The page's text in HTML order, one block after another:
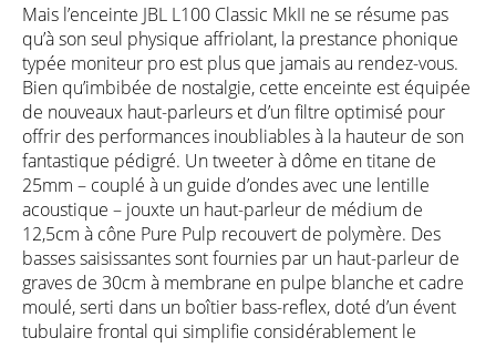
Mais l’enceinte JBL L100 Classic MkII ne se résume pas
qu’à son seul physique affriolant, la prestance phonique
typée moniteur pro est plus que jamais au rendez-vous.
Bien qu’imbibée de nostalgie, cette enceinte est équipée
de nouveaux haut-parleurs et d’un filtre optimisé pour
offrir des performances inoubliables à la hauteur de son
fantastique pédigré. Un tweeter à dôme en titane de
25mm – couplé à un guide d’ondes avec une lentille
acoustique – jouxte un haut-parleur de médium de
12,5cm à cône Pure Pulp recouvert de polymère. Des
basses saisissantes sont fournies par un haut-parleur de
graves de 30cm à membrane en pulpe blanche et cadre
moulé, serti dans un boîtier bass-reflex, doté d’un évent
tubulaire frontal qui simplifie considérablement le